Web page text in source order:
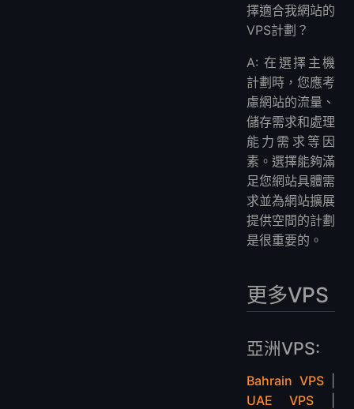
擇適合我網站的
VPS計劃？
A: 在選擇主機
計劃時，您應考
慮網站的流量、
儲存需求和處理
能力需求等因
素。選擇能夠滿
足您網站具體需
求並為網站擴展
提供空間的計劃
是很重要的。
更多VPS
亞洲VPS:
Bahrain VPS|
UAE VPS